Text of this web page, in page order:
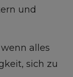
und
alles
sich zu